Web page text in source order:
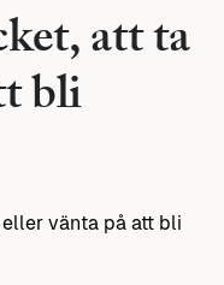
att ta
bli